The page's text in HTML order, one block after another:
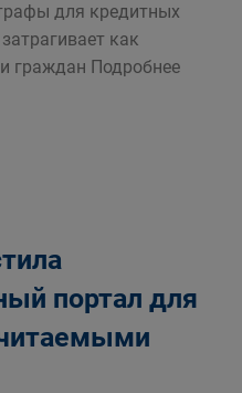
для кредитных
как
граждан Подробнее
портал для